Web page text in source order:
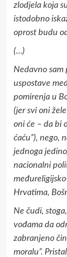
zlodjela koja
istodobno
oprost budu
(…)
Nedavno sam
uspostave
pomirenja u
(jer svi oni
oni će – da bi
ćaću”), nego,
jednoga
nacionalni
Hrvatima,
Ne čudi,
vođama da
zabranjeno
moralu”.